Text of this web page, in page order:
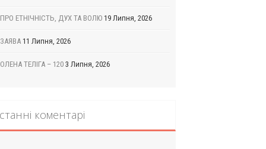
ПРО ЕТНІЧНІСТЬ, ДУХ ТА ВОЛЮ 19 Липня, 2026
ЗАЯВА 11 Липня, 2026
ОЛЕНА ТЕЛІГА – 120 3 Липня, 2026
коментарі